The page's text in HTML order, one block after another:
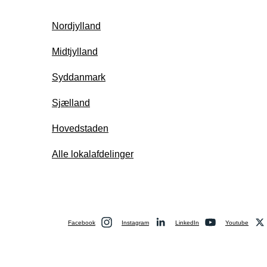
Nordjylland
Midtjylland
Syddanmark
Sjælland
Hovedstaden
Alle lokalafdelinger
Facebook Instagram LinkedIn Youtube